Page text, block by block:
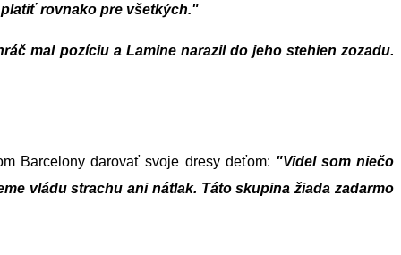
rovnako pre všetkých."
mal pozíciu a Lamine narazil do jeho stehien zozadu.
Barcelony darovať svoje dresy deťom: "Videl som niečo
vládu strachu ani nátlak. Táto skupina žiada zadarmo